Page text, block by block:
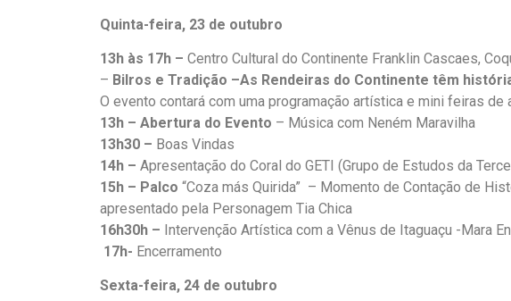
Quinta-feira, 23 de outubro
13h às 17h – Centro Cultural do Continente Franklin Cascaes,
– Bilros e Tradição –As Rendeiras do Continente têm
O evento contará com uma programação artística e mini feiras de
13h – Abertura do Evento – Música com Neném Maravilha
13h30 – Boas Vindas
14h – Apresentação do Coral do GETI (Grupo de Estudos da
15h – Palco “Coza más Quirida” – Momento de Contação de
apresentado pela Personagem Tia Chica
16h30h – Intervenção Artística com a Vênus de Itaguaçu -Mara
17h- Encerramento
Sexta-feira, 24 de outubro